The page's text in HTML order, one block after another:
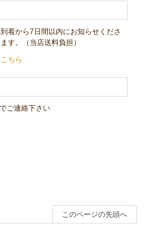
着から7日間以内にお知らせくださ
す。（当店送料負担）
ちら
ご連絡下さい
このページの先頭へ